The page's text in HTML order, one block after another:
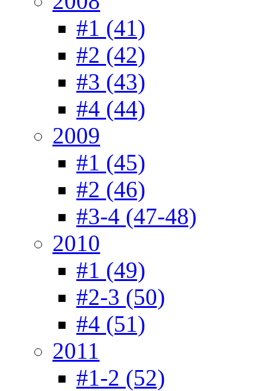
#1 (41)
#2 (42)
#3 (43)
#4 (44)
2009
#1 (45)
#2 (46)
#3-4 (47-48)
2010
#1 (49)
#2-3 (50)
#4 (51)
2011
#1-2 (52)